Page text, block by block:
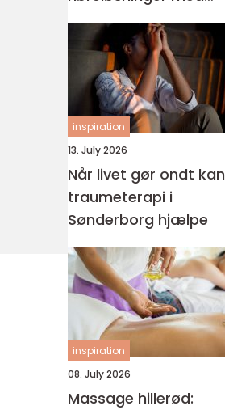
fokus på hverdagen
inspiration
13. July 2026
Når livet gør ondt kan
traumeterapi i
Sønderborg hjælpe
inspiration
08. July 2026
Massage hillerød: